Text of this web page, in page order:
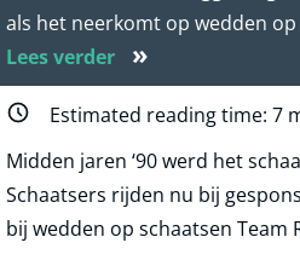
als het neerkomt op wedden op
Lees verder
»
Estimated reading time: 7
Midden jaren ‘90 werd het
Schaatsers rijden nu bij
bij wedden op schaatsen Team